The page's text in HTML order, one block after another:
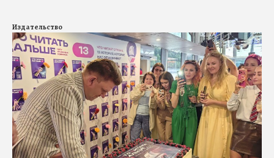
Издательство